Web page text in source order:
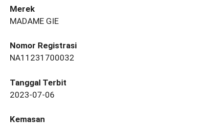
Merek
MADAME GIE
Nomor Registrasi
NA11231700032
Tanggal Terbit
2023-07-06
Kemasan